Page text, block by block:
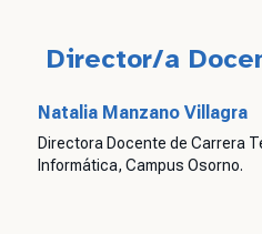
Director/a
Natalia Manzano Villagra
Directora Docente de Carrera
Informática, Campus Osorno.